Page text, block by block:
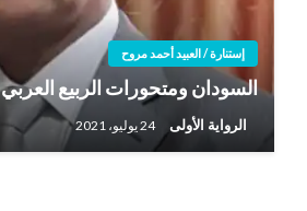
إستنارة / العبيد أحمد مروح
السودان ومتحورات الربيع العربي
الرواية الأولى 24 يوليو، 2021